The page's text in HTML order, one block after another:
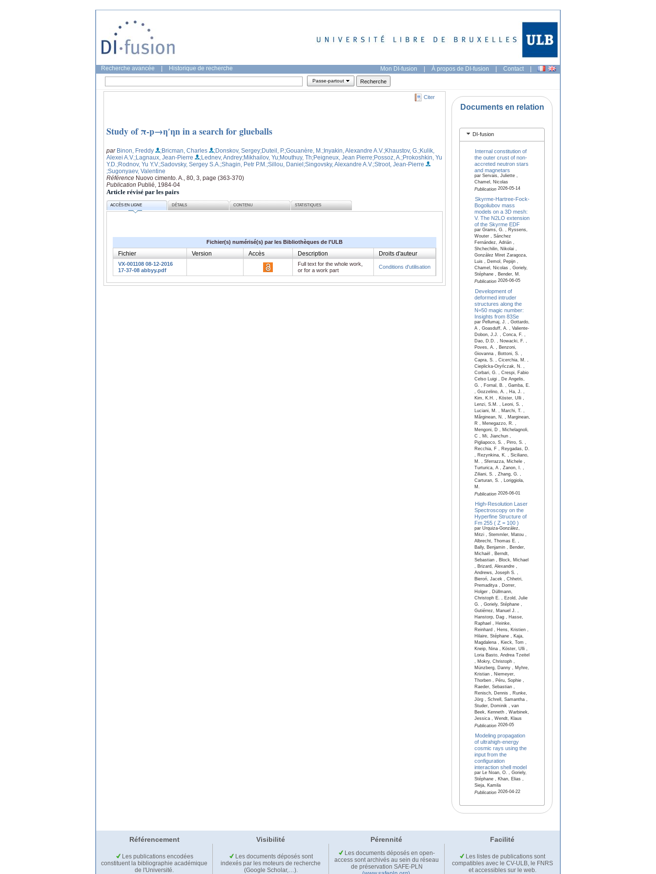
Recherche avancée Historique de recherche Mon DI-fusion | À propos de DI-fusion | Contact |
Passe-partout
Citer
Study of π-p→η′ηn in a search for glueballs
par Binon, Freddy ;Bricman, Charles ;Donskov, Sergey;Duteil, P.;Gouanère, M. ;Inyakin, Alexandre A.V. ;Khaustov, G. ;Kulik,
Alexei A.V. ;Lagnaux, Jean-Pierre ;Lednev, Andrey;Mikhailov, Yu;Mouthuy, Th;Peigneux, Jean Pierre;Possoz, A. ;Prokoshkin, Yu
Y.D. ;Rodnov, Yu Y.V. ;Sadovsky, Sergey S.A. ;Shagin, Petr P.M. ;Sillou, Daniel;Singovsky, Alexandre A.V. ;Stroot, Jean-Pierre
;Sugonyaev, Valentine
Référence Nuovo cimento. A., 80, 3, page (363-370)
Publication Publié, 1984-04
Article révisé par les pairs
ACCÈS EN LIGNE DÉTAILS CONTENU STATISTIQUES
Fichier(s) numérisé(s) par les Bibliothèques de l'ULB
Fichier Version Accès Description Droits d'auteur
VX-001108 08-12-2016
17-37-08 abbyy.pdf
Full text for the whole work,
or for a work part
Conditions d'utilisation
Documents en relation
DI-fusion
Internal constitution of
the outer crust of non-
accreted neutron stars
and magnetars
par Servais, Juliette ,
Chamel, Nicolas
Publication2026-05-14
Skyrme-Hartree-Fock-
Bogoliubov mass
models on a 3D mesh:
V. The N2LO extension
of the Skyrme EDF
par Grams, G. , Ryssens,
Wouter , Sánchez
Fernández, Adrián ,
Shchechilin, Nikolai ,
González Miret Zaragoza,
Luis , Demol, Pepijn ,
Chamel, Nicolas , Goriely,
Stéphane , Bender, M.
Publication2026-06-05
Development of
deformed intruder
structures along the
N=50 magic number:
Insights from 83Se
par Pellumaj, J. , Gottardo,
A , Goasduff, A. , Valiente-
Dobon, J.J. , Conca, F. ,
Dao, D.D. , Nowacki, F. ,
Poves, A. , Benzoni,
Giovanna , Bottoni, S. ,
Capra, S. , Cicerchia, M. ,
Cieplicka-Oryńczak, N. ,
Corbari, G. , Crespi, Fabio
Celso Luigi , De Angelis,
G. , Fornal, B. , Gamba, E.
, Gozzelino, A. , Ha, J. ,
Kim, K.H. , Köster, Ulli ,
Lenzi, S.M. , Leoni, S. ,
Luciani, M. , Marchi, T. ,
Mărginean, N. , Marginean,
R , Menegazzo, R. ,
Mengoni, D , Michelagnoli,
C , Mi, Jianchun ,
Pigliapoco, S. , Pirro, S. ,
Recchia, F , Reygadas, D.
, Rezynkina, K. , Siciliano,
M. , Sferrazza, Michele ,
Turturica, A , Zanon, I. ,
Ziliani, S. , Zhang, G. ,
Carturan, S. , Loriggiola,
M.
Publication2026-06-01
High-Resolution Laser
Spectroscopy on the
Hyperfine Structure of
Fm 255 ( Z = 100 )
par Urquiza-González,
Mitzi , Stemmler, Matou ,
Albrecht, Thomas E. ,
Bally, Benjamin , Bender,
Michaël , Berndt,
Sebastian , Block, Michael
, Brizard, Alexandre ,
Andrews, Joseph S. ,
Bieroń, Jacek , Chhetri,
Premaditya , Dorrer,
Holger , Düllmann,
Christoph E. , Ezold, Julie
G. , Goriely, Stéphane ,
Gutiérrez, Manuel J. ,
Hanstorp, Dag , Hasse,
Raphael , Heinke,
Reinhard , Hens, Kristien ,
Hilaire, Stéphane , Kaja,
Magdalena , Kieck, Tom ,
Kneip, Nina , Köster, Ulli ,
Loria Basto, Andrea Tzeitel
, Mokry, Christoph ,
Münzberg, Danny , Myhre,
Kristian , Niemeyer,
Thorben , Péru, Sophie ,
Raeder, Sebastian ,
Renisch, Dennis , Runke,
Jörg , Schrell, Samantha ,
Studer, Dominik , van
Beek, Kenneth , Warbinek,
Jessica , Wendt, Klaus
Publication2026-05
Modeling propagation
of ultrahigh-energy
cosmic rays using the
input from the
configuration
interaction shell model
par Le Noan, O. , Goriely,
Stéphane , Khan, Elias ,
Sieja, Kamila
Publication2026-04-22
Référencement Visibilité Pérennité Facilité
Les publications encodées
constituent la bibliographie académique
de l'Université.
Les documents déposés sont
indexés par les moteurs de recherche
(Google Scholar,…).
Les documents déposés en open-
access sont archivés au sein du réseau
de préservation SAFE-PLN
Les listes de publications sont
compatibles avec le CV-ULB, le FNRS
et accessibles sur le web.